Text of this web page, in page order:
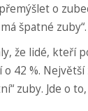
o
špatné zuby“.
že lidé, kteří
42 %.
zuby. Jde o